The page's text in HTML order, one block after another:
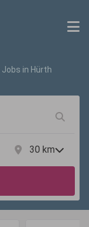
Jobs in Hürth
30 km